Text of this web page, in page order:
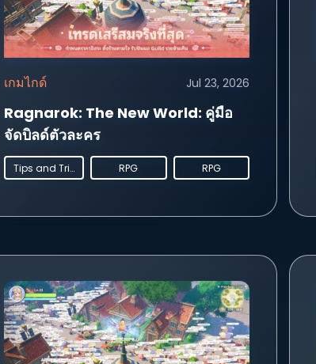
เกมไกด์ Jul 23, 2026
Ragnarok: The New World: คู่มือ
จัดบิลด์ตัวละคร
Tips and Tricks RPG RPG